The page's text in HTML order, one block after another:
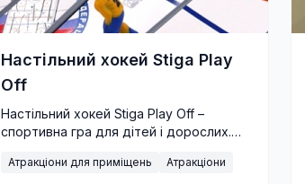
Настільний хокей Stiga Play
Off
Настільний хокей Stiga Play Off –
спортивна гра для дітей і дорослих.
корпоративів. Оренда по Києву та
Атракціони для приміщень Атракціони